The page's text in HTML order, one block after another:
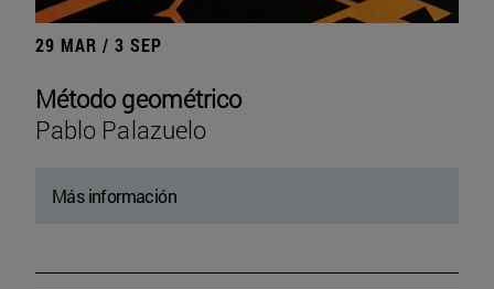
29 MAR / 3 SEP
Método geométrico
Pablo Palazuelo
Más información